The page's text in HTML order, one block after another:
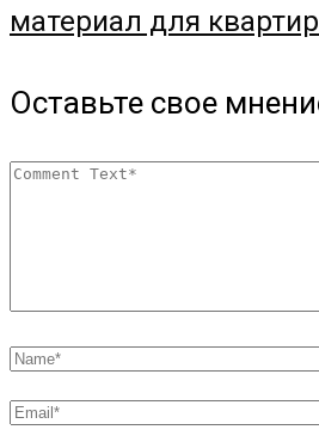
материал для
Оставьте свое